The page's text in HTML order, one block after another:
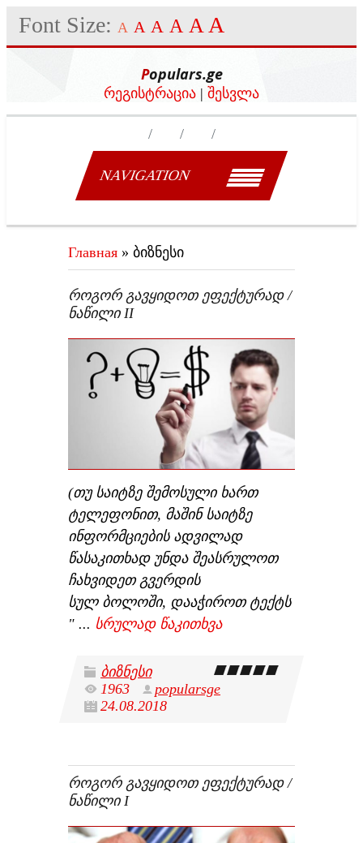
Font Size: A A A A A A
Populars.ge
რეგისტრაცია | შესვლა
NAVIGATION
Главная » ბიზნესი
ᲠᲝᲒᲝᲠ ᲒᲐᲕᲧᲘᲓᲝᲗ ᲔᲤᲔᲥᲢᲣᲠᲐᲓ /
ᲜᲐᲬᲘᲚᲘ II
(თუ საიტზე შემოსული ხართ
ტელეფონით, მაშინ საიტზე
ინფორმციების ადვილად
წასაკითხად უნდა შეასრულოთ
ჩახვიდეთ გვერდის
სულ ბოლოში, დააჭიროთ ტექტს
" ... სრულად წაკითხვა
ბიზნესი
1963
popularsge
24.08.2018
ᲠᲝᲒᲝᲠ ᲒᲐᲕᲧᲘᲓᲝᲗ ᲔᲤᲔᲥᲢᲣᲠᲐᲓ /
ᲜᲐᲬᲘᲚᲘ I